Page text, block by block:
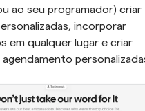
ao seu programador) criar
incorporar
em qualquer lugar e criar